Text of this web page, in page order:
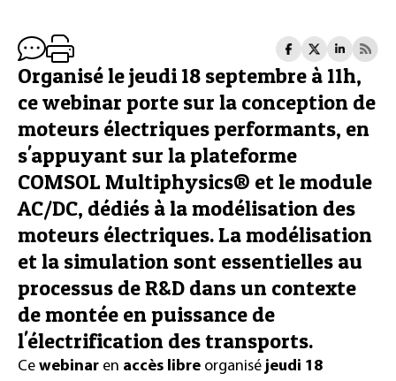
Organisé le jeudi 18 septembre à 11h,
ce webinar porte sur la conception de
moteurs électriques performants, en
s'appuyant sur la plateforme
COMSOL Multiphysics® et le module
AC/DC, dédiés à la modélisation des
moteurs électriques. La modélisation
et la simulation sont essentielles au
processus de R&D dans un contexte
de montée en puissance de
l'électrification des transports.
Ce webinar en accès libre organisé jeudi 18